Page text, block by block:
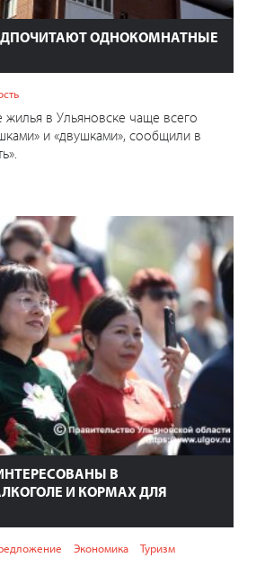
ОДНОКОМНАТНЫЕ
в Ульяновске чаще всего
и «двушками», сообщили в
В
И КОРМАХ ДЛЯ
Экономика
Туризм